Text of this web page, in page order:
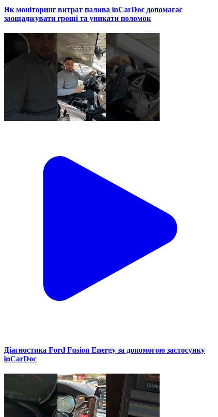
Як моніторинг витрат палива inCarDoc допомагає
заощаджувати гроші та уникати поломок
Діагностика Ford Fusion Energy за допомогою застосунку
inCarDoc